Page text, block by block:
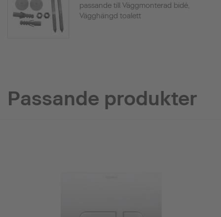
passande till Väggmonterad bidé,
Vägghängd toalett
Passande produkter